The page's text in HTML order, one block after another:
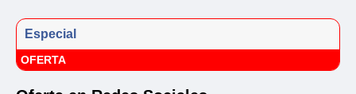
Especial
OFERTA